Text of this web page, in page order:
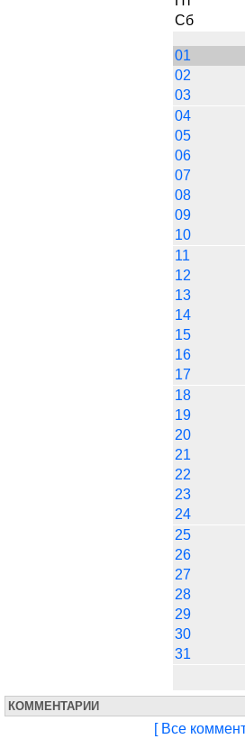
Сб
01
02
03
04
05
06
07
08
09
10
11
12
13
14
15
16
17
18
19
20
21
22
23
24
25
26
27
28
29
30
31
КОММЕНТАРИИ
[ Все